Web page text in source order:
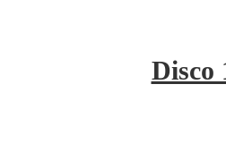
Disco